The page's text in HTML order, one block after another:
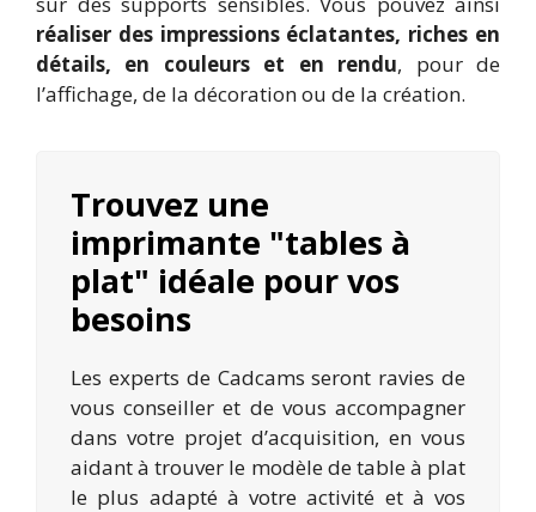
réaliser des impressions éclatantes, riches en
détails, en couleurs et en rendu, pour de
l’affichage, de la décoration ou de la création.
Trouvez une
imprimante "tables à
plat" idéale pour vos
besoins
Les experts de Cadcams seront ravies de
vous conseiller et de vous accompagner
dans votre projet d’acquisition, en vous
aidant à trouver le modèle de table à plat
le plus adapté à votre activité et à vos